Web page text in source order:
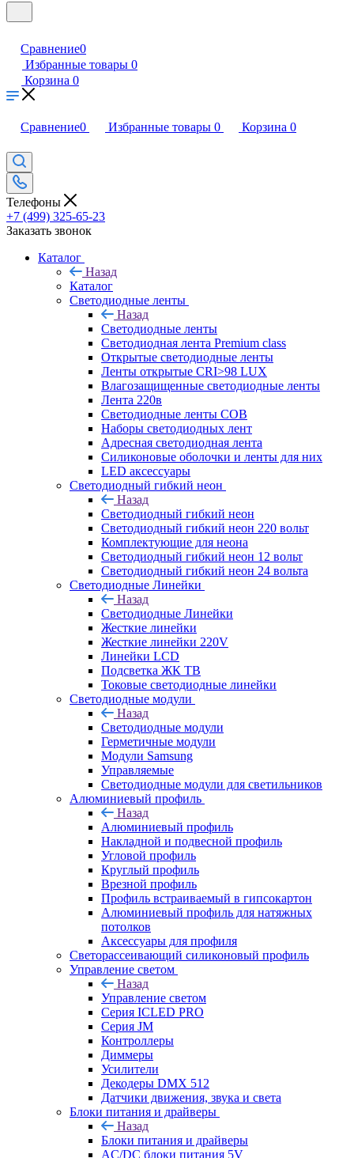
Сравнение0
Избранные товары 0
Корзина 0
Сравнение0 Избранные товары 0 Корзина 0
Телефоны
+7 (499) 325-65-23
Заказать звонок
Каталог
Назад
Каталог
Светодиодные ленты
Назад
Светодиодные ленты
Светодиодная лента Premium class
Открытые светодиодные ленты
Ленты открытые CRI>98 LUX
Влагозащищенные светодиодные ленты
Лента 220в
Светодиодные ленты COB
Наборы светодиодных лент
Адресная светодиодная лента
Силиконовые оболочки и ленты для них
LED аксессуары
Светодиодный гибкий неон
Назад
Светодиодный гибкий неон
Светодиодный гибкий неон 220 вольт
Комплектующие для неона
Светодиодный гибкий неон 12 вольт
Светодиодный гибкий неон 24 вольта
Светодиодные Линейки
Назад
Светодиодные Линейки
Жесткие линейки
Жесткие линейки 220V
Линейки LCD
Подсветка ЖК ТВ
Токовые светодиодные линейки
Светодиодные модули
Назад
Светодиодные модули
Герметичные модули
Модули Samsung
Управляемые
Светодиодные модули для светильников
Алюминиевый профиль
Назад
Алюминиевый профиль
Накладной и подвесной профиль
Угловой профиль
Круглый профиль
Врезной профиль
Профиль встраиваемый в гипсокартон
Алюминиевый профиль для натяжных
потолков
Аксессуары для профиля
Светорассеивающий силиконовый профиль
Управление светом
Назад
Управление светом
Серия ICLED PRO
Серия JM
Контроллеры
Диммеры
Усилители
Декодеры DMX 512
Датчики движения, звука и света
Блоки питания и драйверы
Назад
Блоки питания и драйверы
AC/DC блоки питания 5V